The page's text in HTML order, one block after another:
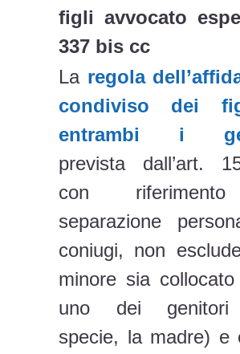
figli avvocato
337 bis cc
La regola
condiviso dei
entrambi i
prevista dall’art.
con
separazione
coniugi, non
minore sia
uno dei genitori
specie, la madre) e